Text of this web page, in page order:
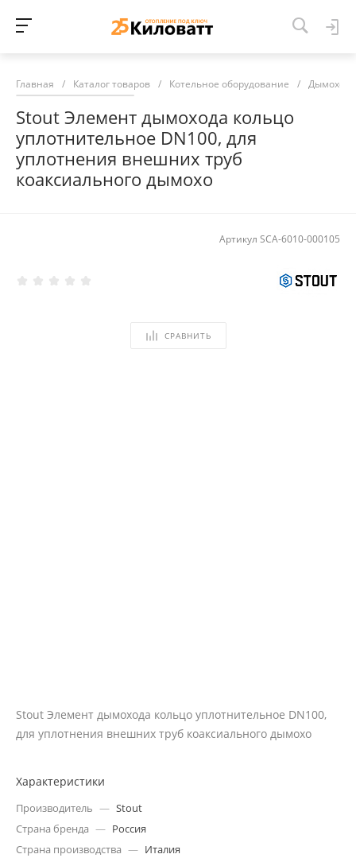
Главная / Каталог товаров / Котельное оборудование /
Stout Элемент дымохода кольцо
уплотнительное DN100, для
уплотнения внешних труб
коаксиального дымохо
Артикул SCA-6010-000105
СРАВНИТЬ
Stout Элемент дымохода кольцо уплотнительное DN100,
для уплотнения внешних труб коаксиального дымохо
Характеристики
Производитель — Stout
Страна бренда — Россия
Страна производства — Италия